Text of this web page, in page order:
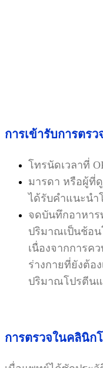
การเข้ารับการตร
โทรนัดเวลาที่
มารดา หรือผู้ที่
ได้รับคำแนะนำ
จดบันทึกอาหาร
ปริมาณเป็นช้อน
เนื่องจากการค
ร่างกายที่ยังต้อ
ปริมาณโปรตีน
การตรวจในคลินิก